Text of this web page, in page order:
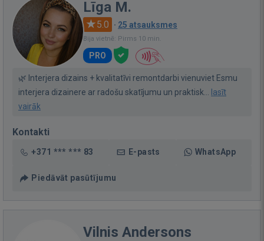
Līga M.
5.0 · 25 atsauksmes
Bija vietnē: Pirms 10 min.
PRO
🌿 Interjera dizains + kvalitatīvi remontdarbi vienuviet Esmu
interjera dizainere ar radošu skatījumu un praktisk...
lasīt
vairāk
Kontakti
+371 *** *** 83 E-pasts WhatsApp
Piedāvāt pasūtījumu
Vilnis Andersons